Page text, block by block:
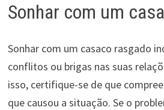
Sonhar com um
Sonhar com um casaco rasgado
conflitos ou brigas nas suas
isso, certifique-se de que
que causou a situação. Se o